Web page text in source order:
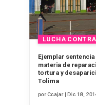
Ejemplar
materia de
tortura y
Tolima
porCcajar|Dic 18,